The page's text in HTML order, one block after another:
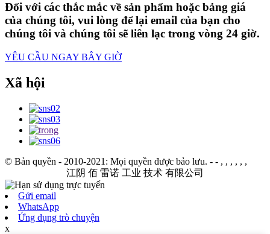
Đối với các thắc mắc về sản phẩm hoặc bảng giá
của chúng tôi, vui lòng để lại email của bạn cho
chúng tôi và chúng tôi sẽ liên lạc trong vòng 24 giờ.
YÊU CẦU NGAY BÂY GIỜ
Xã hội
© Bản quyền - 2010-2021: Mọi quyền được bảo lưu. - - , , , , , ,
江阴 佰 雷诺 工业 技术 有限公司
Gửi email
WhatsApp
Ứng dụng trò chuyện
x